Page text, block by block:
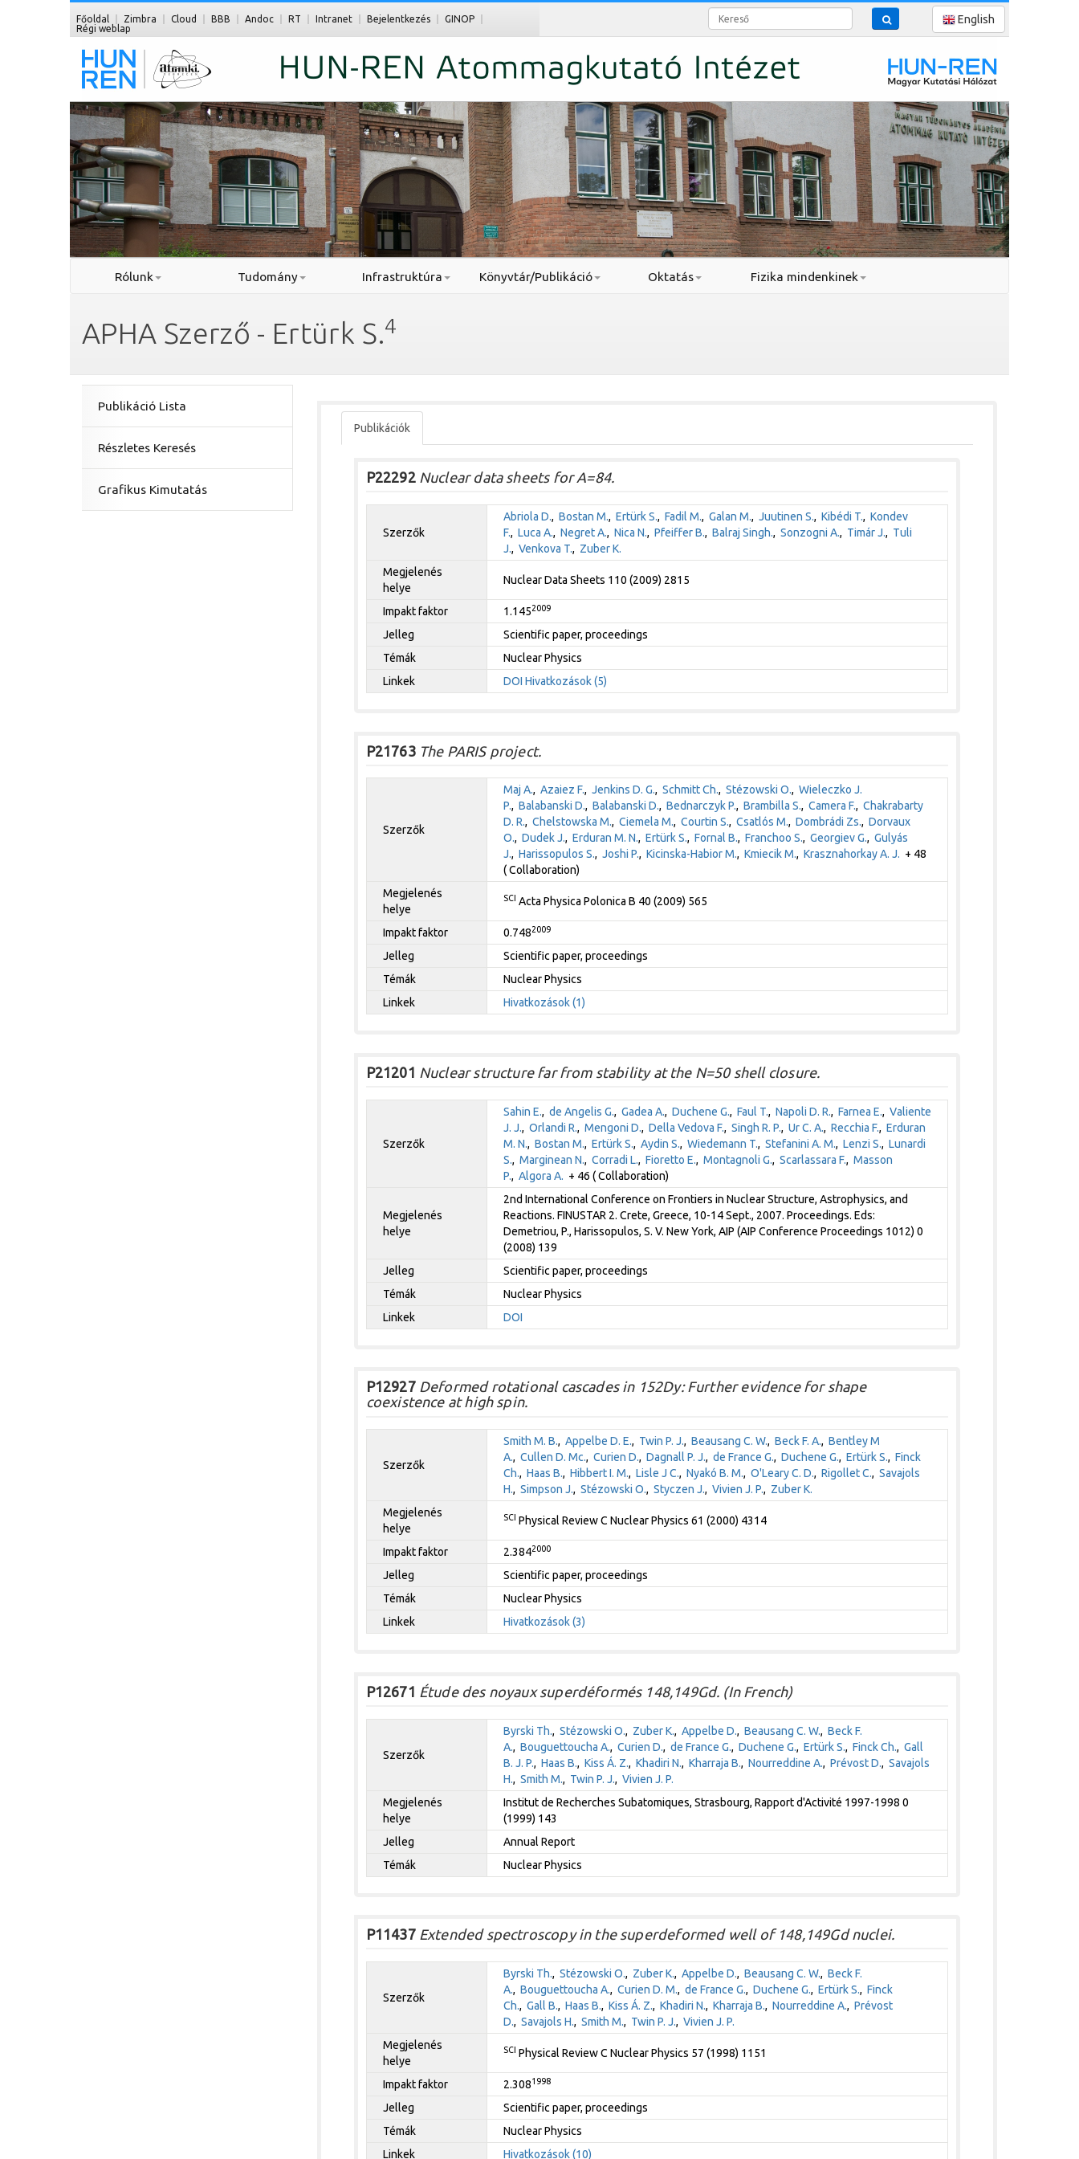
Főoldal Zimbra Cloud BBB Andoc RT Intranet Bejelentkezés
GINOP
Régi weblap
Kereső English
Rólunk Tudomány Infrastruktúra Könyvtár/Publikáció Oktatás Fizika mindenkinek
APHA Szerző - Ertürk S.4
Publikáció Lista
Részletes Keresés
Grafikus Kimutatás
Publikációk
P22292Nuclear data sheets for A=84.
Szerzők
Abriola D., Bostan M., Ertürk S., Fadil M., Galan M., Juutinen S., Kibédi T., Kondev
F., Luca A., Negret A., Nica N., Pfeiffer B., Balraj Singh., Sonzogni A., Timár J., Tuli
J., Venkova T., Zuber K.
Megjelenés
helye
Nuclear Data Sheets 110 (2009) 2815
Impakt faktor 1.1452009
Jelleg
Scientific paper, proceedings
Témák
Nuclear Physics
Linkek
DOI Hivatkozások (5)
P21763The PARIS project.
Szerzők
Maj A., Azaiez F., Jenkins D. G., Schmitt Ch., Stézowski O., Wieleczko J.
P., Balabanski D., Balabanski D., Bednarczyk P., Brambilla S., Camera F., Chakrabarty
D. R., Chelstowska M., Ciemela M., Courtin S., Csatlós M., Dombrádi Zs., Dorvaux
O., Dudek J., Erduran M. N., Ertürk S., Fornal B., Franchoo S., Georgiev G., Gulyás
J., Harissopulos S., Joshi P., Kicinska-Habior M., Kmiecik M., Krasznahorkay A. J. + 48
( Collaboration)
Megjelenés
helye
SCI Acta Physica Polonica B 40 (2009) 565
Impakt faktor 0.7482009
Jelleg
Scientific paper, proceedings
Témák
Nuclear Physics
Linkek
Hivatkozások (1)
P21201 Nuclear structure far from stability at the N=50 shell closure.
Szerzők
Sahin E., de Angelis G., Gadea A., Duchene G., Faul T., Napoli D. R., Farnea E., Valiente
J. J., Orlandi R., Mengoni D., Della Vedova F., Singh R. P., Ur C. A., Recchia F., Erduran
M. N., Bostan M., Ertürk S., Aydin S., Wiedemann T., Stefanini A. M., Lenzi S., Lunardi
S., Marginean N., Corradi L., Fioretto E., Montagnoli G., Scarlassara F., Masson
P., Algora A. + 46 ( Collaboration)
Megjelenés
helye
2nd International Conference on Frontiers in Nuclear Structure, Astrophysics, and
Reactions. FINUSTAR 2. Crete, Greece, 10-14 Sept., 2007. Proceedings. Eds:
Demetriou, P., Harissopulos, S. V. New York, AIP (AIP Conference Proceedings 1012) 0
(2008) 139
Jelleg
Scientific paper, proceedings
Témák
Nuclear Physics
Linkek
DOI
P12927Deformed rotational cascades in 152Dy: Further evidence for shape
coexistence at high spin.
Szerzők
Smith M. B., Appelbe D. E., Twin P. J., Beausang C. W., Beck F. A., Bentley M
A., Cullen D. Mc., Curien D., Dagnall P. J., de France G., Duchene G., Ertürk S., Finck
Ch., Haas B., Hibbert I. M., Lisle J C., Nyakó B. M., O'Leary C. D., Rigollet C., Savajols
H., Simpson J., Stézowski O., Styczen J., Vivien J. P., Zuber K.
Megjelenés
helye
SCI Physical Review C Nuclear Physics 61 (2000) 4314
Impakt faktor 2.3842000
Jelleg
Scientific paper, proceedings
Témák
Nuclear Physics
Linkek
Hivatkozások (3)
P12671 Étude des noyaux superdéformés 148,149Gd. (In French)
Szerzők
Byrski Th., Stézowski O., Zuber K., Appelbe D., Beausang C. W., Beck F.
A., Bouguettoucha A., Curien D., de France G., Duchene G., Ertürk S., Finck Ch., Gall
B. J. P., Haas B., Kiss Á. Z., Khadiri N., Kharraja B., Nourreddine A., Prévost D., Savajols
H., Smith M., Twin P. J., Vivien J. P.
Megjelenés
helye
Institut de Recherches Subatomiques, Strasbourg, Rapport d'Activité 1997-1998 0
(1999) 143
Jelleg
Annual Report
Témák
Nuclear Physics
P11437Extended spectroscopy in the superdeformed well of 148,149Gd nuclei.
Szerzők
Byrski Th., Stézowski O., Zuber K., Appelbe D., Beausang C. W., Beck F.
A., Bouguettoucha A., Curien D. M., de France G., Duchene G., Ertürk S., Finck
Ch., Gall B., Haas B., Kiss Á. Z., Khadiri N., Kharraja B., Nourreddine A., Prévost
D., Savajols H., Smith M., Twin P. J., Vivien J. P.
Megjelenés
helye
SCI Physical Review C Nuclear Physics 57 (1998) 1151
Impakt faktor 2.3081998
Jelleg
Scientific paper, proceedings
Témák
Nuclear Physics
Linkek
Hivatkozások (10)